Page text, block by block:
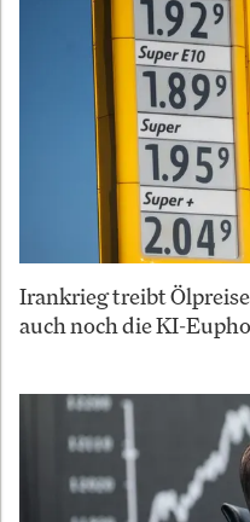
Irankrieg treibt
auch noch die KI-